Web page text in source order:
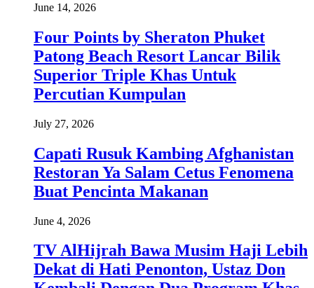
June 14, 2026
Four Points by Sheraton Phuket
Patong Beach Resort Lancar Bilik
Superior Triple Khas Untuk
Percutian Kumpulan
July 27, 2026
Capati Rusuk Kambing Afghanistan
Restoran Ya Salam Cetus Fenomena
Buat Pencinta Makanan
June 4, 2026
TV AlHijrah Bawa Musim Haji Lebih
Dekat di Hati Penonton, Ustaz Don